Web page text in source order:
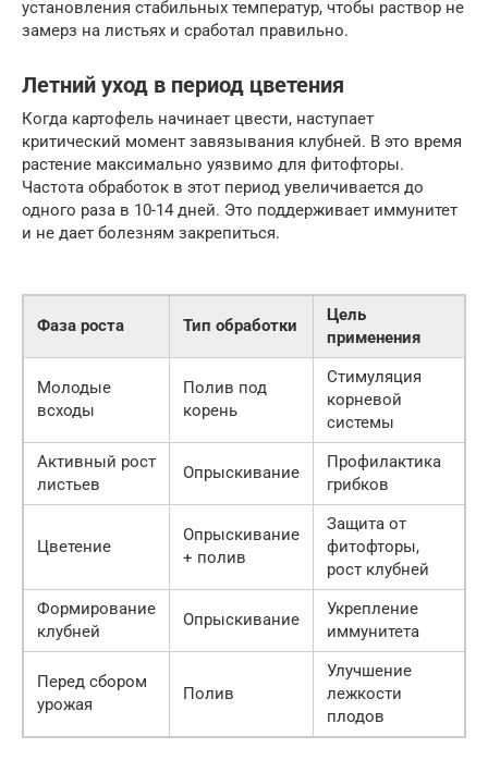
установления стабильных температур, чтобы раствор не
замерз на листьях и сработал правильно.
Летний уход в период цветения
Когда картофель начинает цвести, наступает
критический момент завязывания клубней. В это время
растение максимально уязвимо для фитофторы.
Частота обработок в этот период увеличивается до
одного раза в 10-14 дней. Это поддерживает иммунитет
и не дает болезням закрепиться.
Фаза роста Тип обработки
Цель
применения
Молодые
всходы
Полив под
корень
Стимуляция
корневой
системы
Активный рост
листьев
Опрыскивание
Профилактика
грибков
Цветение
Опрыскивание
+ полив
Защита от
фитофторы,
рост клубней
Формирование
клубней
Опрыскивание
Укрепление
иммунитета
Перед сбором
урожая
Полив
Улучшение
лежкости
плодов